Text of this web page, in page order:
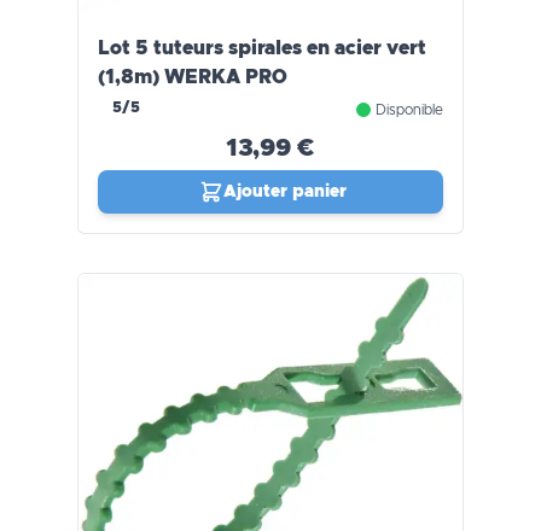
Lot 5 tuteurs spirales en acier vert
(1,8m) WERKA PRO
5/5 Disponible
13,99 €
Ajouter panier